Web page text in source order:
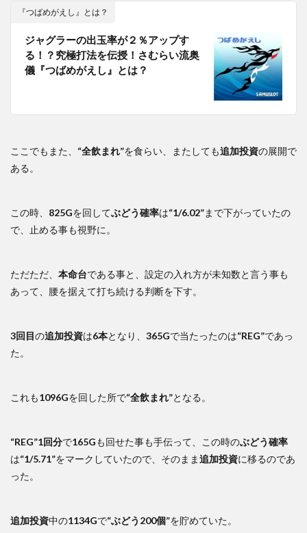
『つばめがえし』とは？
ジャグラーの出玉率が２％アップす
る！？究極打法を伝授！さむらい流奥
儀『つばめがえし』とは？
ここでもまた、 “全飲まれ”を食らい、またしても追加投資の展開で
ある。
この時、 825Gを回してぶどう確率は“1/6.02”まで下がっていたの
で、止める事も視野に。
ただただ、 本命台である事と、設定の入れ方が未知数と言う事も
あって、腰を据えて打ち続ける判断を下す。
3回目の追加投資は6本となり、 365Gで当たったのは“REG”であっ
た。
これも1096Gを回した所で“全飲まれ”となる。
“REG”1回分で165Gも回せた事も手伝って、この時のぶどう確率
は“1/5.71”をマークしていたので、そのまま追加投資に移るのであ
った。
追加投資中の1134Gで“ぶどう200個”を貯めていた。